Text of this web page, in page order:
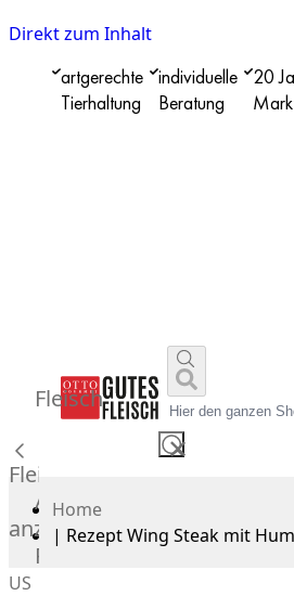
Direkt zum Inhalt
artgerechte
Tierhaltung
individuelle
Beratung
20
✕
Fleisch
Fleisch
Alle
anzeigen
Rind
US
Home
| Rezept Wing Steak mit